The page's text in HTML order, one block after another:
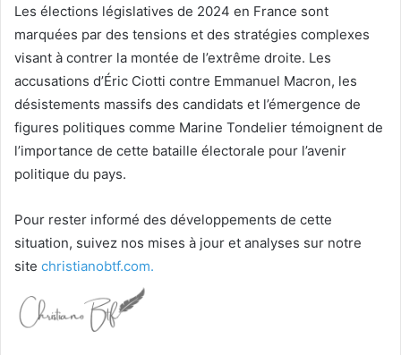
Les élections législatives de 2024 en France sont
marquées par des tensions et des stratégies complexes
visant à contrer la montée de l’extrême droite. Les
accusations d’Éric Ciotti contre Emmanuel Macron, les
désistements massifs des candidats et l’émergence de
figures politiques comme Marine Tondelier témoignent de
l’importance de cette bataille électorale pour l’avenir
politique du pays.
Pour rester informé des développements de cette
situation, suivez nos mises à jour et analyses sur notre
site christianobtf.com.